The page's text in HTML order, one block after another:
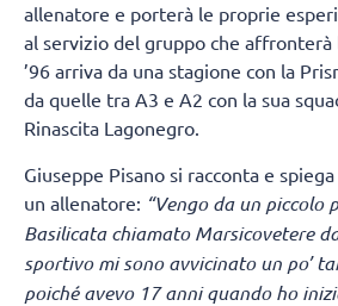
allenatore e porterà le proprie
al servizio del gruppo che affronterà
’96 arriva da una stagione con la
da quelle tra A3 e A2 con la sua
Rinascita Lagonegro.
Giuseppe Pisano si racconta e
un allenatore: “Vengo da un piccolo
Basilicata chiamato Marsicovetere
sportivo mi sono avvicinato un po’
poiché avevo 17 anni quando ho